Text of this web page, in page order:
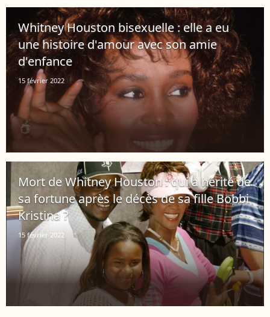
Whitney Houston bisexuelle : elle a eu
une histoire d'amour avec son amie
d'enfance
15 février 2022
Mort de Whitney Houston : qui a hérité de
sa fortune après le décès de sa fille Bobbi
Kristina ?
15 février 2022